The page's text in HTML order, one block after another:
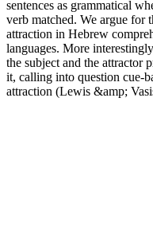
sentences as grammatical
verb matched. We argue for
attraction in Hebrew
languages. More
the subject and the attractor
it, calling into question cue-
attraction (Lewis &amp;